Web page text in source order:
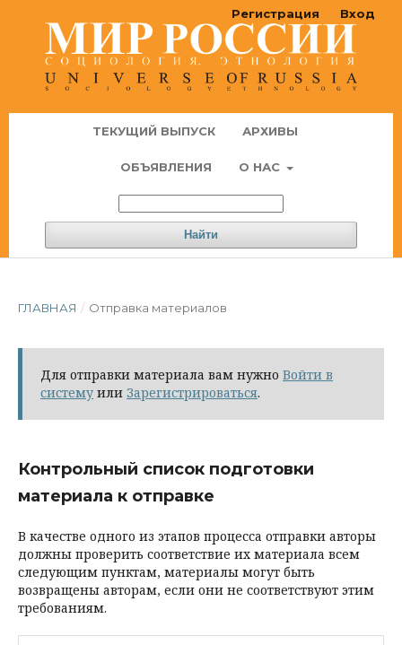
ТЕКУЩИЙ ВЫПУСК АРХИВЫ
ОБЪЯВЛЕНИЯ О НАС
Найти
Регистрация Вход
ГЛАВНАЯ / Отправка материалов
Для отправки материала вам нужно Войти в
систему или Зарегистрироваться.
Контрольный список подготовки
материала к отправке
В качестве одного из этапов процесса отправки авторы
должны проверить соответствие их материала всем
следующим пунктам, материалы могут быть
возвращены авторам, если они не соответствуют этим
требованиям.